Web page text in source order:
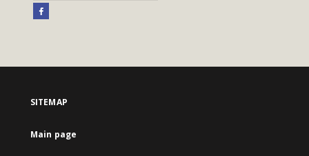
SITEMAP
Main page